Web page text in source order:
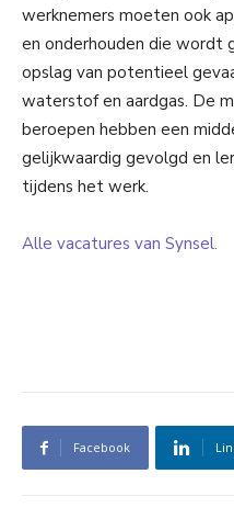
werknemers moeten ook
en onderhouden die wordt
opslag van potentieel
waterstof en aardgas. De
beroepen hebben een
gelijkwaardig gevolgd en
tijdens het werk.
Alle vacatures van Synsel.
Facebook